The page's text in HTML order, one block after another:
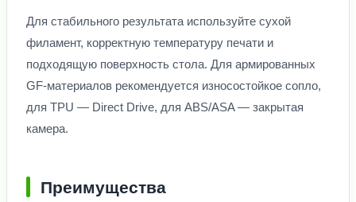
Для стабильного результата используйте сухой
филамент, корректную температуру печати и
подходящую поверхность стола. Для армированных
GF-материалов рекомендуется износостойкое сопло,
для TPU — Direct Drive, для ABS/ASA — закрытая
камера.
Преимущества